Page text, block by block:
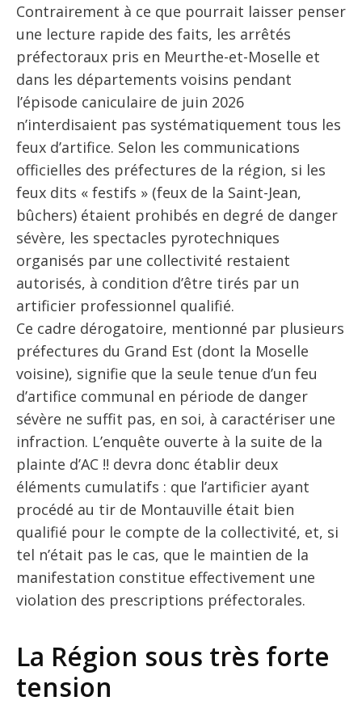
Contrairement à ce que pourrait laisser penser
une lecture rapide des faits, les arrêtés
préfectoraux pris en Meurthe-et-Moselle et
dans les départements voisins pendant
l’épisode caniculaire de juin 2026
n’interdisaient pas systématiquement tous les
feux d’artifice. Selon les communications
officielles des préfectures de la région, si les
feux dits « festifs » (feux de la Saint-Jean,
bûchers) étaient prohibés en degré de danger
sévère, les spectacles pyrotechniques
organisés par une collectivité restaient
autorisés, à condition d’être tirés par un
artificier professionnel qualifié.
Ce cadre dérogatoire, mentionné par plusieurs
préfectures du Grand Est (dont la Moselle
voisine), signifie que la seule tenue d’un feu
d’artifice communal en période de danger
sévère ne suffit pas, en soi, à caractériser une
infraction. L’enquête ouverte à la suite de la
plainte d’AC !! devra donc établir deux
éléments cumulatifs : que l’artificier ayant
procédé au tir de Montauville était bien
qualifié pour le compte de la collectivité, et, si
tel n’était pas le cas, que le maintien de la
manifestation constitue effectivement une
violation des prescriptions préfectorales.
La Région sous très forte
tension